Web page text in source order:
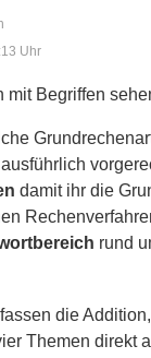
Uhr
mit Begriffen
damit ihr die
rund
die
Themen direkt